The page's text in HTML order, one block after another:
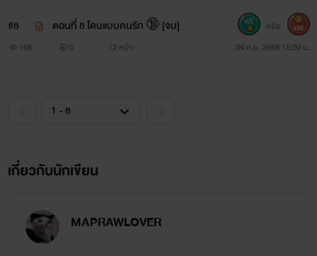
#8 ตอนที่ 8 โดนแบบคนรัก 🔞 [จบ]
168 0 12 หน้า 04 ก.ย. 2568 15:00 น.
หรือ 400
เกี่ยวกับนักเขียน
MAPRAWLOVER